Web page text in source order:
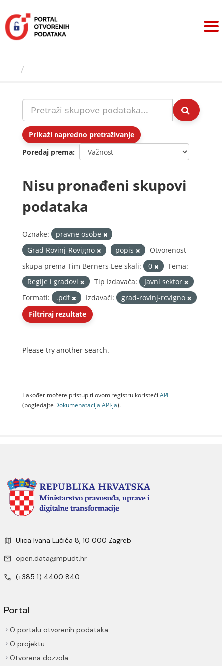
sadržaj
Prikaži napredno pretraživanje
Poredaj prema
Nisu pronađeni skupovi
podataka
Oznake:
pravne osobe
Grad Rovinj-Rovigno
popis
Otvorenost
skupa prema Tim Berners-Lee skali:
0
Tema:
Regije i gradovi
Tip Izdavača:
Javni sektor
Formati:
.pdf Izdavači:
grad-rovinj-rovigno
Filtriraj rezultate
Please try another search.
Također možete pristupiti ovom registru koristeći API
(pogledajte Dokumenаtаcijа API-jа).